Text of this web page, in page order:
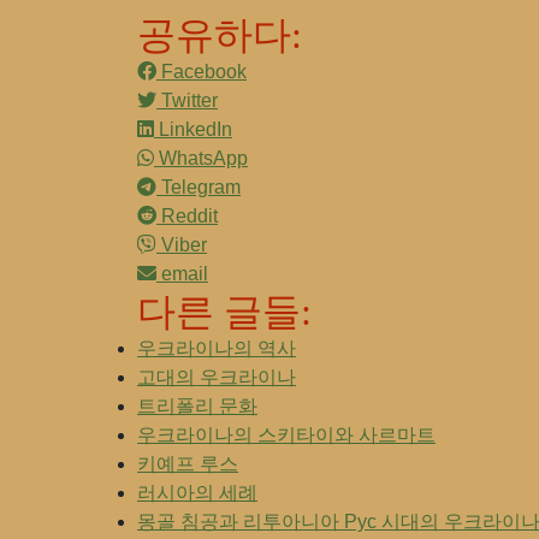
공유하다:
Facebook
Twitter
LinkedIn
WhatsApp
Telegram
Reddit
Viber
email
다른 글들:
우크라이나의 역사
고대의 우크라이나
트리폴리 문화
우크라이나의 스키타이와 사르마트
키예프 루스
러시아의 세례
몽골 침공과 리투아니아 Рус 시대의 우크라이나